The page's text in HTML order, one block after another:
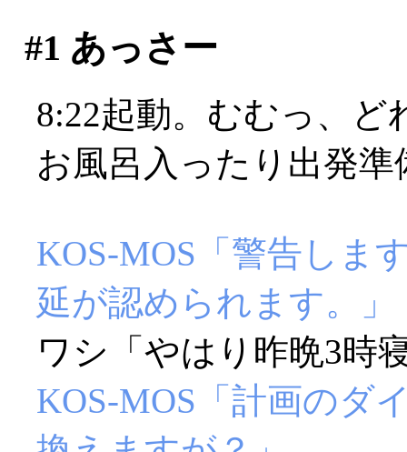
#1 あっさー
8:22起動。むむっ、
お風呂入ったり出発準
KOS-MOS「警告しま
延が認められます。」
ワシ「やはり昨晩3時
KOS-MOS「計画のダ